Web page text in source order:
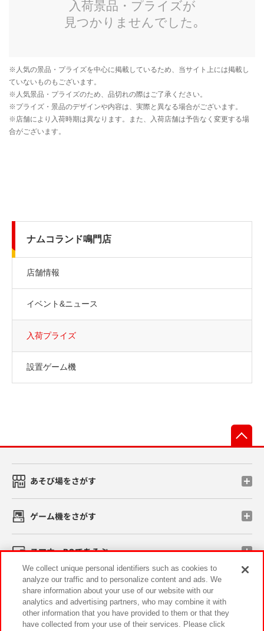
ナムコランド鳴門店
店舗情報
イベント&ニュース
入荷プライズ
設置ゲーム機
あそび場をさがす
ゲーム機をさがす
スマホ・PCであそぶ
イベント・キャンペーン
We collect unique personal identifiers such as cookies to
analyze our traffic and to personalize content and ads. We
share information about your use of our website with our
analytics and advertising partners, who may combine it with
other information that you have provided to them or that they
have collected from your use of their services. Please click